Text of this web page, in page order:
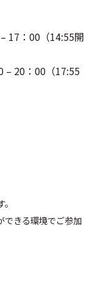
17：00（14:55開
20：00（17:55
できる環境でご参加